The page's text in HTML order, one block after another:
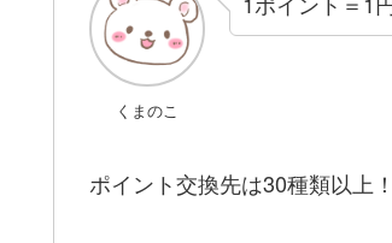
くまのこ
ポイント交換先は30種類以上！